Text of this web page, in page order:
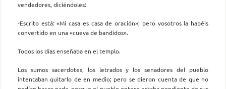
vendedores, diciéndoles:
-Escrito está: «Mi casa es casa de oración»; pero vosotros la habéis
convertido en una «cueva de bandidos».
Todos los días enseñaba en el templo.
Los sumos sacerdotes, los letrados y los senadores del pueblo
intentaban quitarlo de en medio; pero se dieron cuenta de que no